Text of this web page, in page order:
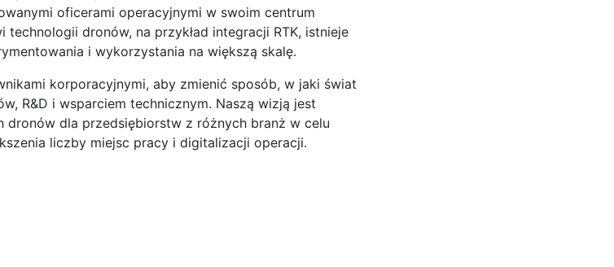
oficerami operacyjnymi w swoim centrum
dronów, na przykład integracji RTK, istnieje
i wykorzystania na większą skalę.
korporacyjnymi, aby zmienić sposób, w jaki świat
R&D i wsparciem technicznym. Naszą wizją jest
dronów dla przedsiębiorstw z różnych branż w celu
liczby miejsc pracy i digitalizacji operacji.